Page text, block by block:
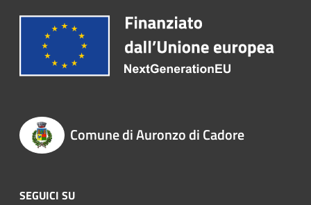
Comune di Auronzo di Cadore
SEGUICI SU